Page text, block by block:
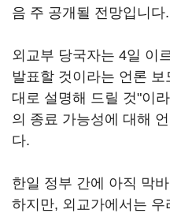
음 주 공개될 전망입니다.
외교부 당국자는 4일 이
발표할 것이라는 언론
대로 설명해 드릴 것"이
의 종료 가능성에 대해
다.
한일 정부 간에 아직 막
하지만, 외교가에서는